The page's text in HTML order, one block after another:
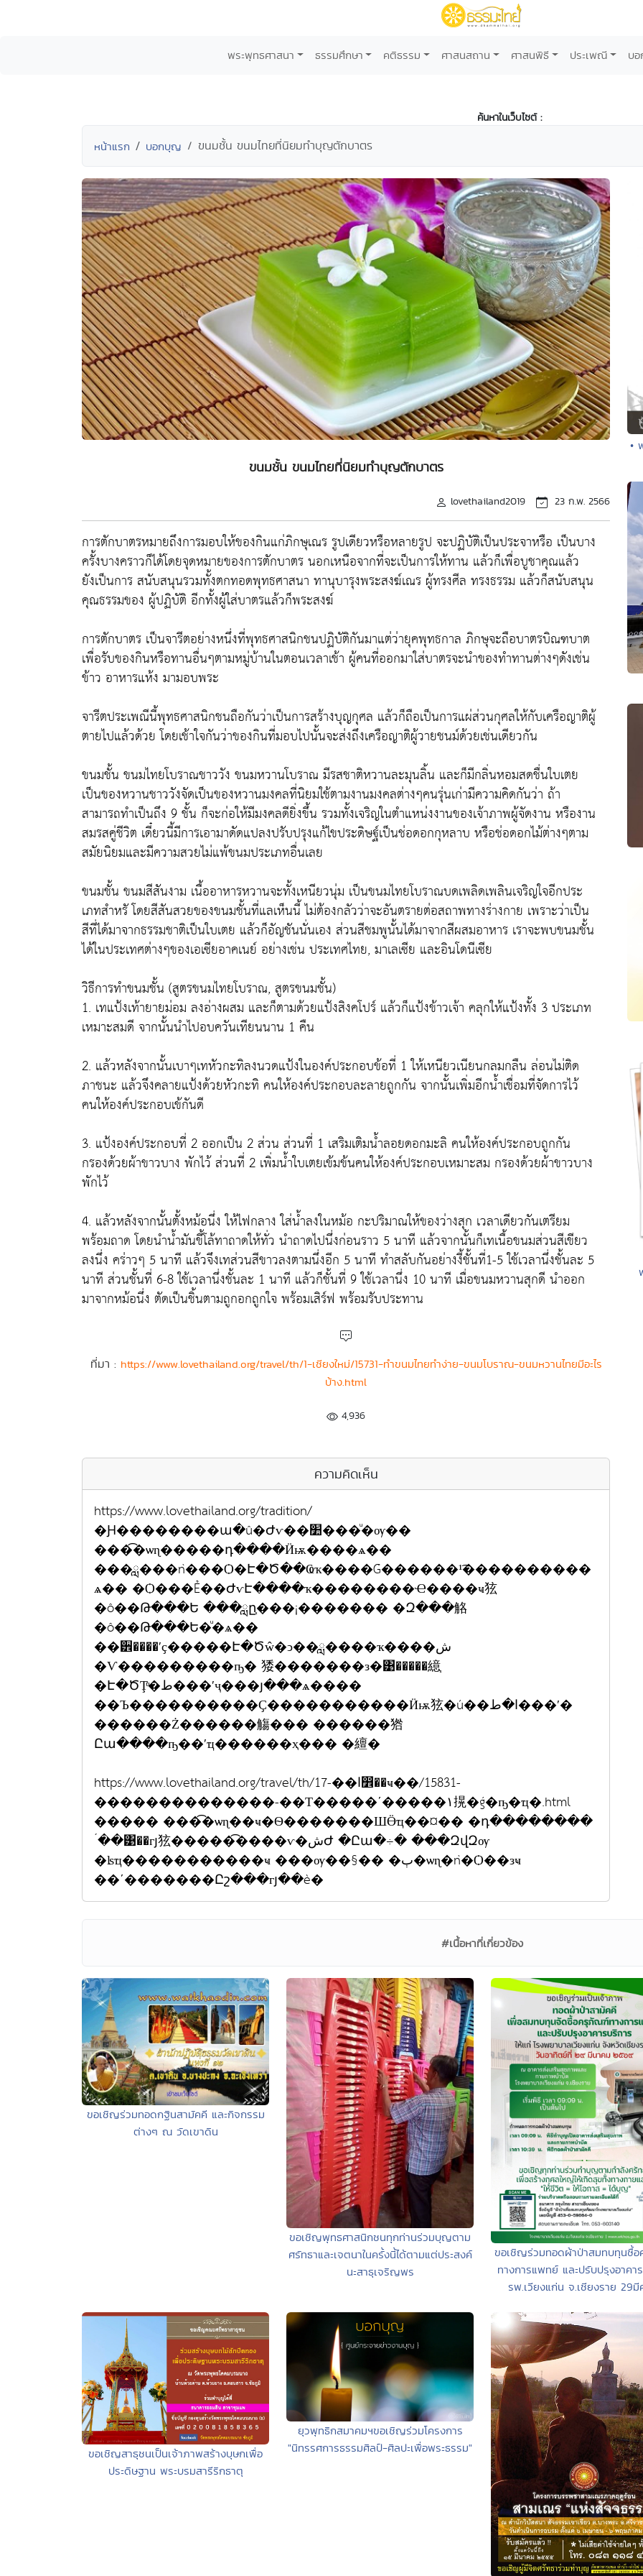
พระพุทธศาสนา ธรรมศึกษา คติธรรม ศาสนสถาน ศาสนพิธี ประเพณี บ
ค้นหาในเว็บไซต์ :
หน้าแรก บอกบุญ ขนมชั้น ขนมไทยที่นิยมทำบุญตักบาตร
ขนมชั้น ขนมไทยที่นิยมทำบุญตักบาตร
lovethailand2019 23 ก.พ. 2566
การตักบาตรหมายถึงการมอบให้ของกินแก่ภิกษุเณร รูปเดียวหรือหลายรูป จะปฏิบัติเป็นประจาหรือ เป็นบาง
ครั้งบางคราวก็ได้โดยจุดหมายของการตักบาตร นอกเหนือจากที่จะเป็นการให้ทาน แล้วก็เพื่อบูชาคุณแล้ว
ยังเป็นการ สนับสนุนรวมทั้งตกทอดพุทธศาสนา ทานุบารุงพระสงฆ์เณร ผู้ทรงศีล ทรงธรรม แล้วก็สนับสนุน
คุณธรรมของ ผู้ปฏิบัติ อีกทั้งผู้ใส่บาตรแล้วก็พระสงฆ์
การตักบาตร เป็นจารีตอย่างหนึ่งที่พุทธศาสนิกชนปฏิบัติกันมาแต่ว่ายุคพุทธกาล ภิกษุจะถือบาตรบิณฑบาต
เพื่อรับของกินหรือทานอื่นๆตามหมู่บ้านในตอนเวลาเช้า ผู้คนที่ออกมาใส่บาตรจะนำของทำทานต่างๆดังเช่น
ข้าว อาหารแห้ง มามอบพระ
จารีตประเพณีนี้พุทธศาสนิกชนถือกันว่าเป็นการสร้างบุญกุศล แล้วก็ถือเป็นการแผ่ส่วนกุศลให้กับเครือญาติผู้
ตายไปแล้วด้วย โดยเช้าใจกันว่าของกินที่มอบไปนั้นจะส่งถึงเครือญาติผู้วายชนม์ด้วยเช่นเดียวกัน
ขนมชั้น ขนมไทยโบราณชาววัง ขนมหวานโบราณ มีรสชาติหวานละมุนลิ้น และก็มีกลิ่นหอมสดชื่นใบเตย
เป็นของหวานชาววังจัดเป็นของหวานมงคลที่นิยมใช้ตามงานมงคลต่างๆคนรุ่นเก่ามีความคิดกันว่า ถ้า
สามารถทำเป็นถึง 9 ชั้น ก็จะก่อให้มีมงคลดียิ่งขึ้น รวมทั้งเจริญในตำแหน่งงานของเจ้าภาพผู้จัดงาน หรืองาน
สมรสคู่ชีวิต เดี๋ยวนี้มีการเอามาดัดแปลงปรับปรุงแก้ไขประดิษฐ์เป็นช่อดอกกุหลาบ หรือช่อดอกไม้ต่างๆตาม
สมัยนิยมและมีความสวยไม่แพ้ขนมประเภทอื่นเลย
ขนมชั้น ขนมสีสันงาม เนื้ออาหารหวานจะทั้งเหนียวนุ่ม เป็นขนมไทยโบราณบดเพลิดเพลินเจริญใจอีกประ
เภทสำหรั โดยสีสันสวยของขนมชั้นที่แลเห็นนี้ ไม่ต้องกลัวว่าจะอันตรายต่อสถาพทางร่างกาย เพราะว่าเป็น
สีที่ได้มาจากธรรมชาติเป็นใบเตย แล้วก็อัญชันนั่นเอง ส่วนสีชมพูนั้นได้มาจากสีผสมอาหาร เราจะพบขนมชั้น
ได้ในประเทศต่างๆของเอเซียอาคเนย์ อย่างเช่น ประเทศไทย, มาเลเซีย และอินโดนีเซีย
วิธีการทำขนมชั้น (สูตรขนมไทยโบราณ, สูตรขนมชั้น)
1. เทแป้งเท้ายายม่อม ลงอ่างผสม และก็ตามด้วยแป้งสิงคโปร์ แล้วก็แป้งข้าวเจ้า คลุกให้แป้งทั้ง 3 ประเภท
เหมาะสมดี จากนั้นนำไปอบควันเทียนนาน 1 คืน
2. แล้วหลังจากนั้นเบาๆเทหัวกะทิลงนวดแป้งในองค์ประกอบข้อที่ 1 ให้เหนียวเนียนกลมกลืน ล่อนไม่ติด
ภาชนะ แล้วจึงคลายแป้งด้วยหัวกะทิ คนให้องค์ประกอบละลายถูกกัน จากนั้นเพิ่มอีกน้ำเชื่อมที่จัดการไว้
คนให้องค์ประกอบเข้กันดี
3. แป้งองค์ประกอบที่ 2 ออกเป็น 2 ส่วน ส่วนที่ 1 เสริมเติมน้ำลอยดอกมะลิ คนให้องค์ประกอบถูกกัน
กรองด้วยผ้าขาวบาง พักไว้ ส่วนที่ 2 เพิ่มน้ำใบเตยเข้มข้นคนให้องค์ประกอบเหมาะสม กรองด้วยผ้าขาวบาง
พักไว้
4. แล้วหลังจากนั้นตั้งหม้อนึ่ง ให้ไฟกลาง ใส่น้ำลงในหม้อ กะปริมาณให้ของว่างสุก เวลาเดียวกันเตรียม
พร้อมถาด โดยนำน้ำมันขี้โล้ทาถาดให้ทั่ว นำถาดไปนึ่งก่อนราว 5 นาที แล้วจากนั้นก็เทเนื้อขนมส่วนสีเขียว
ลงนึ่ง คร่าวๆ 5 นาที แล้วจึงเทส่วนสีขาวลงตามนึ่งอีก 5 นาที ทำสลับกันอย่างงี้ชั้นที่1-5 ใช้เวลานึ่งชั้นละ 5
นาที ส่วนชั้นที่ 6-8 ใช้เวลานึ่งชั้นละ 1 นาที แล้วก็ชั้นที่ 9 ใช้เวลานึ่ง 10 นาที เมื่อขนมหวานสุกดี นำออก
มาจากหม้อนึ่ง ตัดเป็นชิ้นตามถูกอกถูกใจ พร้อมเสิร์ฟ พร้อมรับประทาน
ที่มา : https://www.lovethailand.org/travel/th/1-เชียงใหม่/15731-ทำขนมไทยทำง่าย-ขนมโบราณ-ขนมหวานไทยมีอะไร
บ้าง.html
4,936
ความคิดเห็น
https://www.lovethailand.org/tradition/
�Ԩ��������ա�û�Ժѵ��׺���ͧ�ѹ��
���͡�ѡɳ�����դ����Ӥѭ����ѧ��
���ླ���ǹ���Ѻ�Է�Ծ��Ҩҡ����Ǵ������¹͡����������
ѧ�� �Ѻ���Ẻ��ԺѵԷ����ҡ��������Ҽ����ҹ㹡
�ô��Թ���Ե ���ླը֧���¡������� �Զ���觡
�ô��Թ���Ե�ͧ�ѧ��
��੾����ʹҫ�����Է�Ծŵ�ͻ��ླ����ҡ����ش
�Ѵ���������ҧ� 㹻�������з�͹�����繶֧
�Է�ԾŢͧ�ط���ʹҷ���յ���ѧ����
��Ъ����������Ҫ�����������Ӥѭ㹡�ú��ا�ط���ʹ�
������Ż������觴��� ������㹾
Ըա����ҧ��ʹҵ������ҳ��� �繵�
https://www.lovethailand.org/travel/th/17-��ا෾��ҹ��/15831-
��������������-��Т�����ʹ�����١㨪�ǵ�ҧ�ҵ�.html
����� ���͡�ѡɳ��ҹ�Ѳ�������ШӪҵ��¤�� �դ��������
´��͹��гյ㹡�����͡����ѵ�شԺ �Ըա�÷� ���ԶվԶѹ
�ʪҵ�����������ҹ ���ѹ��§�� �ٻ�ѡɳ�ǹ�Ѻ��зҹ
��ʹ�������Ըշ���гյ��è�
•
#เนื้อหาที่เกี่ยวข้อง
ขอเชิญร่วมทอดกฐินสามัคคี และกิจกรรม
ต่างๆ ณ วัดเขาดิน
ขอเชิญพุทธศาสนิกชนทุกท่านร่วมบุญตาม
ศรัทธาและเจตนาในครั้งนี้ได้ตามแต่ประสงค์
นะสาธุเจริญพร
ขอเชิญร่วมทอดผ้าป่าสมทบทุนซื้
ทางการแพทย์ และปรับปรุงอาคา
รพ.เวียงแก่น จ.เชียงราย 29มี
ขอเชิญสาธุชนเป็นเจ้าภาพสร้างบุษกเพื่อ
ประดิษฐาน พระบรมสารีริกธาตุ
ยุวพุทธิกสมาคมฯขอเชิญร่วมโครงการ
"นิทรรศการธรรมศิลป์-ศิลปะเพื่อพระธรรม"